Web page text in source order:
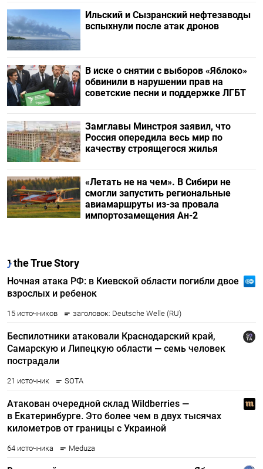
Ильский и Сызранский нефтезаводы
вспыхнули после атак дронов
В иске о снятии с выборов «Яблоко»
обвинили в нарушении прав на
советские песни и поддержке ЛГБТ
Замглавы Минстроя заявил, что
Россия опередила весь мир по
качеству строящегося жилья
«Летать не на чем». В Сибири не
смогли запустить региональные
авиамаршруты из-за провала
импортозамещения Ан-2